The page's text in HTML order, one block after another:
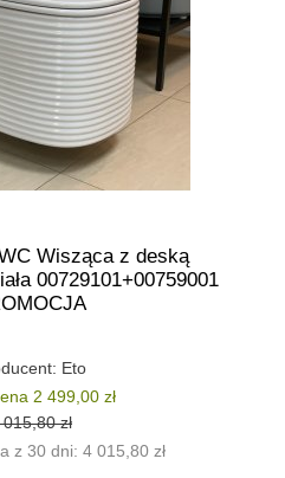
Wisząca z deską
00729101+00759001
Eto
2 499,00 zł
zł
z 30 dni: 4 015,80 zł